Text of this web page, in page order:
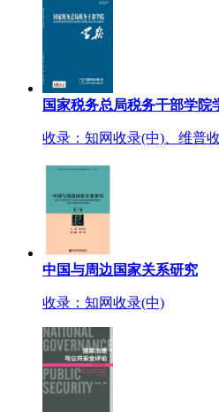
国家税务总局税务干部学院
收录：知网收录(中)、维普
中国与周边国家关系研究
收录：知网收录(中)